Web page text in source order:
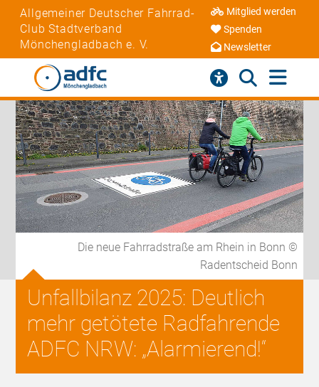
Allgemeiner Deutscher Fahrrad-
Club Stadtverband
Mönchengladbach e. V.
Mitglied werden
Spenden
Newsletter
Die neue Fahrradstraße am Rhein in Bonn ©
Radentscheid Bonn
Unfallbilanz 2025: Deutlich
mehr getötete Radfahrende
ADFC NRW: „Alarmierend!“